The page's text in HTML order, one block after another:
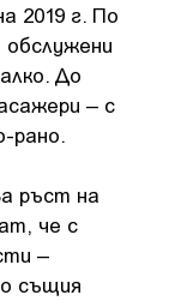
2019 г. По
обслужени
До
– с
рано.
ръст на
че с
–
същия